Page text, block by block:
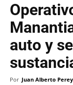
auto y
Por Juan Alberto